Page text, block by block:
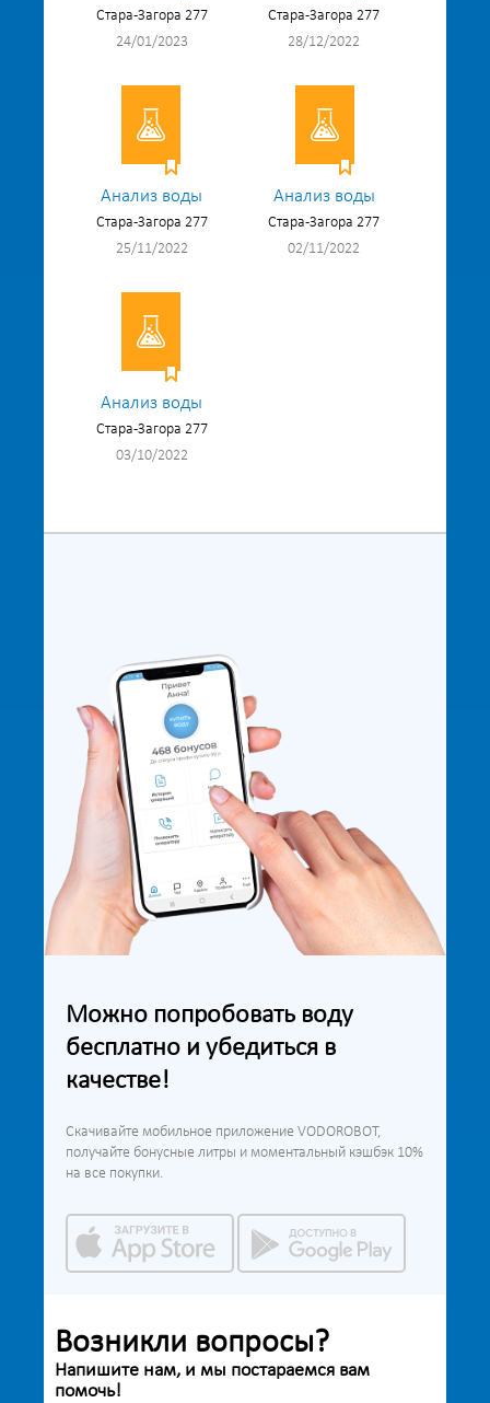
Стара-Загора 277
24/01/2023
Стара-Загора 277
28/12/2022
Анализ воды
Стара-Загора 277
25/11/2022
Анализ воды
Стара-Загора 277
02/11/2022
Анализ воды
Стара-Загора 277
03/10/2022
Можно попробовать воду
бесплатно и убедиться в
качестве!
Скачивайте мобильное приложение VODOROBOT,
получайте бонусные литры и моментальный кэшбэк 10%
на все покупки.
Возникли вопросы?
Напишите нам, и мы постараемся вам
помочь!